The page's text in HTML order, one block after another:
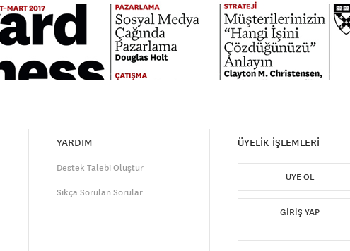
YARDIM
Destek Talebi Oluştur
Sıkça Sorulan Sorular
ÜYELİK İŞLEMLERİ
ÜYE OL
GIRIŞ YAP